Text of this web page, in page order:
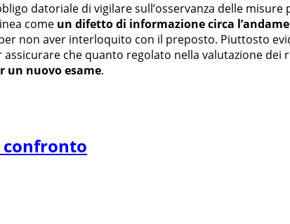
datoriale di vigilare sull’osservanza delle
come un difetto di informazione circa
non aver interloquito con il preposto. Piuttosto
che quanto regolato nella valutazione dei
un nuovo esame.
confronto